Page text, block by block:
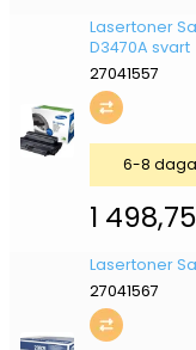
Lasertoner
D3470A svart
27041557
1 498,75
6-8
Lasertoner
27041567